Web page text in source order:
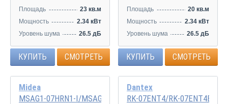
Площадь
23 кв.м
Мощность
2.34 кВт
Уровень шума
26.5 дБ
КУПИТЬ СМОТРЕТЬ
Площадь
20 кв.м
Мощность
2.34 кВт
Уровень шума
26.5 дБ
КУПИТЬ СМОТРЕТЬ
Midea
MSAG1-07HRN1-I/MSAG1-07HRN1-O
Dantex
RK-07ENT4/RK-07ENT4E